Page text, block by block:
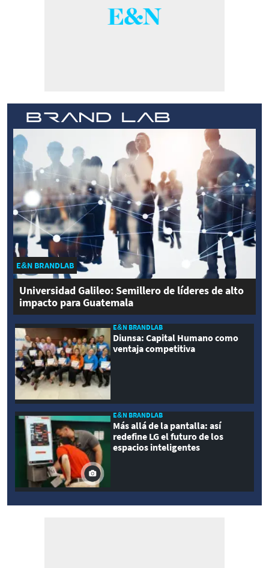
E&N BRANDLAB
Universidad Galileo: Semillero de líderes de alto
impacto para Guatemala
E&N BRANDLAB
Diunsa: Capital Humano como
ventaja competitiva
E&N BRANDLAB
Más allá de la pantalla: así
redefine LG el futuro de los
espacios inteligentes